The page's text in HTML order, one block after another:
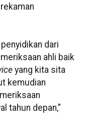
dari
ahli baik
yang kita sita
kemudian
tahun depan,”